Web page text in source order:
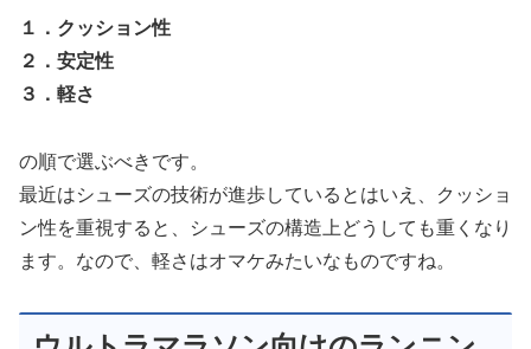
１．クッション性
２．安定性
３．軽さ
の順で選ぶべきです。
最近はシューズの技術が進歩しているとはいえ、クッショ
ン性を重視すると、シューズの構造上どうしても重くなり
ます。なので、軽さはオマケみたいなものですね。